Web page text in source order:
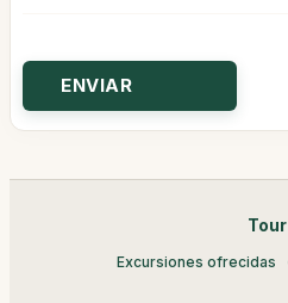
Tour
Excursiones ofrecidas